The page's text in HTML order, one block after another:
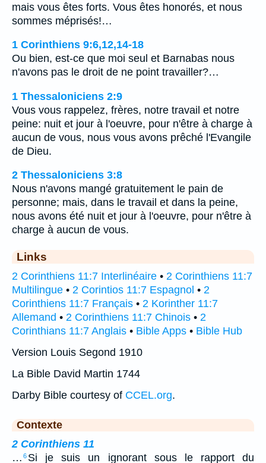
mais vous êtes forts. Vous êtes honorés, et nous
sommes méprisés!…
1 Corinthiens 9:6,12,14-18
Ou bien, est-ce que moi seul et Barnabas nous
n'avons pas le droit de ne point travailler?…
1 Thessaloniciens 2:9
Vous vous rappelez, frères, notre travail et notre
peine: nuit et jour à l'oeuvre, pour n'être à charge à
aucun de vous, nous vous avons prêché l'Evangile
de Dieu.
2 Thessaloniciens 3:8
Nous n'avons mangé gratuitement le pain de
personne; mais, dans le travail et dans la peine,
nous avons été nuit et jour à l'oeuvre, pour n'être à
charge à aucun de vous.
Links
2 Corinthiens 11:7 Interlinéaire • 2 Corinthiens 11:7
Multilingue • 2 Corintios 11:7 Espagnol • 2
Corinthiens 11:7 Français • 2 Korinther 11:7
Allemand • 2 Corinthiens 11:7 Chinois • 2
Corinthians 11:7 Anglais • Bible Apps • Bible Hub
Version Louis Segond 1910
La Bible David Martin 1744
Darby Bible courtesy of CCEL.org.
Contexte
2 Corinthiens 11
… 6 Si je suis un ignorant sous le rapport du